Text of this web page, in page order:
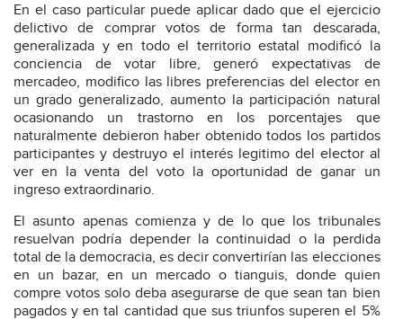
En el caso particular puede aplicar dado que el ejercicio
delictivo de comprar votos de forma tan descarada,
generalizada y en todo el territorio estatal modificó la
conciencia de votar libre, generó expectativas de
mercadeo, modifico las libres preferencias del elector en
un grado generalizado, aumento la participación natural
ocasionando un trastorno en los porcentajes que
naturalmente debieron haber obtenido todos los partidos
participantes y destruyo el interés legitimo del elector al
ver en la venta del voto la oportunidad de ganar un
ingreso extraordinario.
El asunto apenas comienza y de lo que los tribunales
resuelvan podría depender la continuidad o la perdida
total de la democracia, es decir convertirían las elecciones
en un bazar, en un mercado o tianguis, donde quien
compre votos solo deba asegurarse de que sean tan bien
pagados y en tal cantidad que sus triunfos superen el 5%